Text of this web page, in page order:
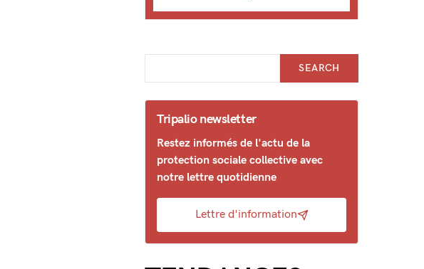
SEARCH
Tripalio newsletter
Restez informés de l'actu de la
protection sociale collective avec
notre lettre quotidienne
Lettre d'information